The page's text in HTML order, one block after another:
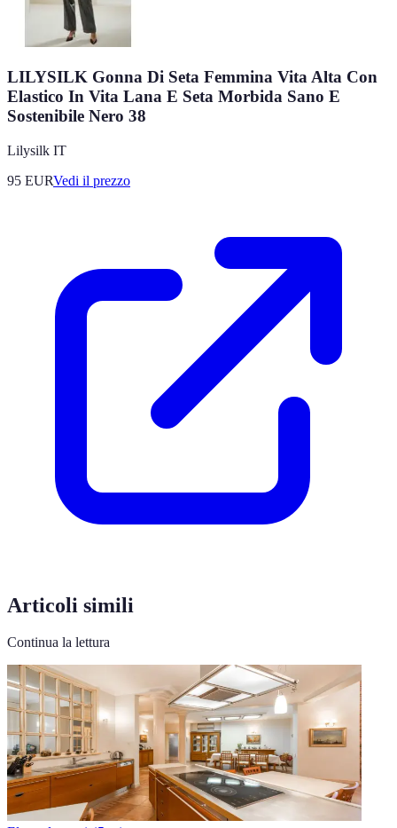
LILYSILK Gonna Di Seta Femmina Vita Alta Con
Elastico In Vita Lana E Seta Morbida Sano E
Sostenibile Nero 38
Lilysilk IT
95 EURVedi il prezzo
Articoli simili
Continua la lettura